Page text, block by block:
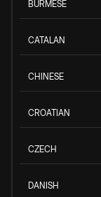
BURMESE
CATALAN
CHINESE
CROATIAN
CZECH
DANISH